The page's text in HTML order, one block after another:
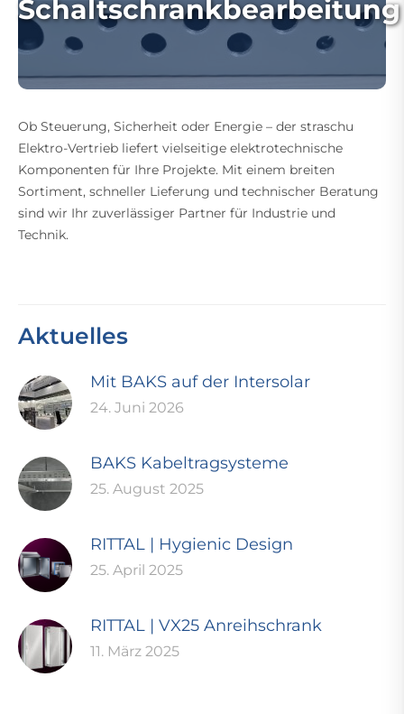
Schaltschrankbearbeitung
Ob Steuerung, Sicherheit oder Energie – der straschu
Elektro-Vertrieb liefert vielseitige elektrotechnische
Komponenten für Ihre Projekte. Mit einem breiten
Sortiment, schneller Lieferung und technischer Beratung
sind wir Ihr zuverlässiger Partner für Industrie und
Technik.
Aktuelles
Mit BAKS auf der Intersolar
24. Juni 2026
BAKS Kabeltragsysteme
25. August 2025
RITTAL | Hygienic Design
25. April 2025
RITTAL | VX25 Anreihschrank
11. März 2025